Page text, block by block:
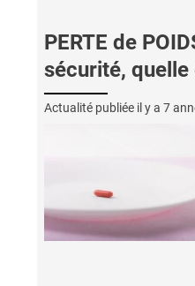
PERTE de
sécurité,
Actualité publiée il y a 7